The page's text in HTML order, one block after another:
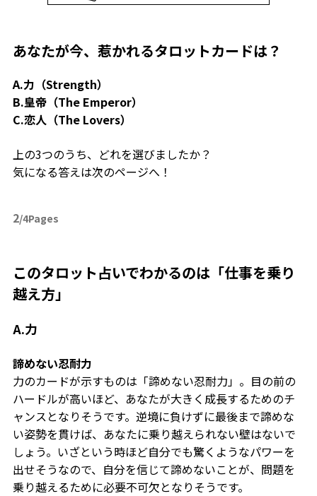
あなたが今、惹かれるタロットカードは？
A.力（Strength）
B.皇帝（The Emperor）
C.恋人（The Lovers）
上の3つのうち、どれを選びましたか？
気になる答えは次のページへ！
2/4Pages
このタロット占いでわかるのは「仕事を乗り
越え方」
A.力
諦めない忍耐力
力のカードが示すものは「諦めない忍耐力」。目の前の
ハードルが高いほど、あなたが大きく成長するためのチ
ャンスとなりそうです。逆境に負けずに最後まで諦めな
い姿勢を貫けば、あなたに乗り越えられない壁はないで
しょう。いざという時ほど自分でも驚くようなパワーを
出せそうなので、自分を信じて諦めないことが、問題を
乗り越えるために必要不可欠となりそうです。